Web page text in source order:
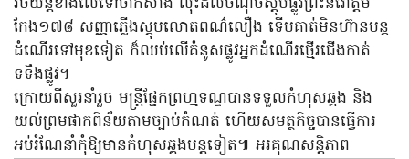
កែង១៧៨ សញ្ញាភ្លើងស្តុបលោតពណ៌លឿង ទើបគាត់មិនហ៊ានបន្ត
ដំណើរទៅមុខទៀត ក៏ឈប់លើគំនូសផ្លូវអ្នកដំណើរថ្មើរជើងកាត់
ទទឹងផ្លូវ។
ក្រោយពីសួរនាំរួច មន្ត្រីផ្នែកព្រហ្មទណ្ឌបានទទួលកំហុសឆ្គង និង
យល់ព្រមផាកពិន័យតាមច្បាប់កំណត់ ហើយសមត្ថកិច្ចបានធ្វើការ
អប់រំណែនាំកុំឱ្យមានកំហុសឆ្គងបន្តទៀត៕ អរគុណសន្តិភាព